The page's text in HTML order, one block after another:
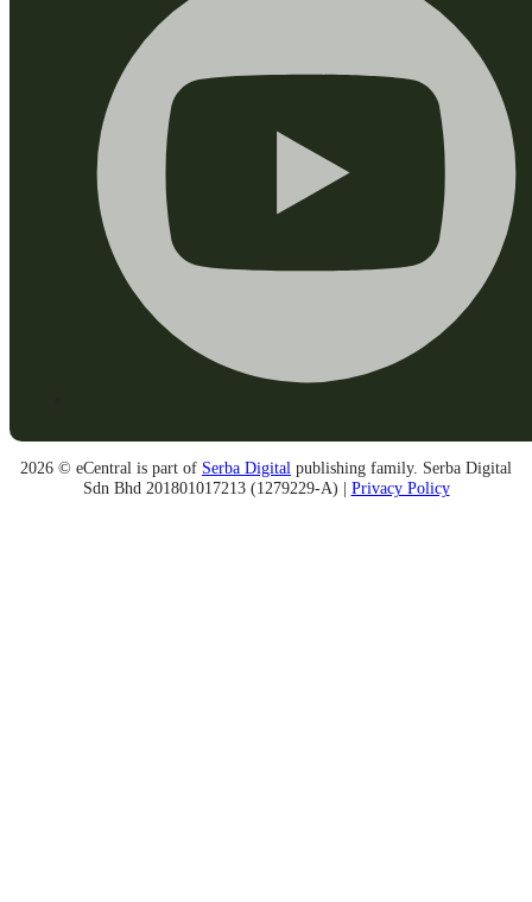
2026 © eCentral is part of Serba Digital publishing family. Serba Digital
Sdn Bhd 201801017213 (1279229-A) | Privacy Policy